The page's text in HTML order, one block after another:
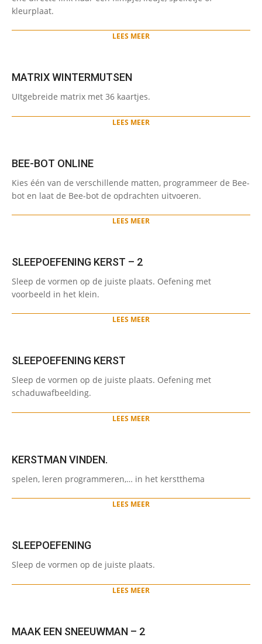
kleurplaat.
LEES MEER
MATRIX WINTERMUTSEN
01-
12
UItgebreide matrix met 36 kaartjes.
LEES MEER
BEE-BOT ONLINE
01-
10
Kies één van de verschillende matten, programmeer de Bee-
bot en laat de Bee-bot de opdrachten uitvoeren.
LEES MEER
SLEEPOEFENING KERST – 2
12-
14
Sleep de vormen op de juiste plaats. Oefening met
voorbeeld in het klein.
LEES MEER
SLEEPOEFENING KERST
12-
14
Sleep de vormen op de juiste plaats. Oefening met
schaduwafbeelding.
LEES MEER
KERSTMAN VINDEN.
12-
04
spelen, leren programmeren,… in het kerstthema
LEES MEER
SLEEPOEFENING
11-
12
Sleep de vormen op de juiste plaats.
LEES MEER
MAAK EEN SNEEUWMAN – 2